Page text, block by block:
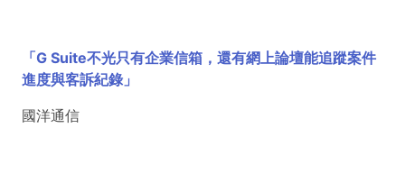
「G Suite不光只有企業信箱，還有網上論壇能追蹤案件
進度與客訴紀錄」
國洋通信